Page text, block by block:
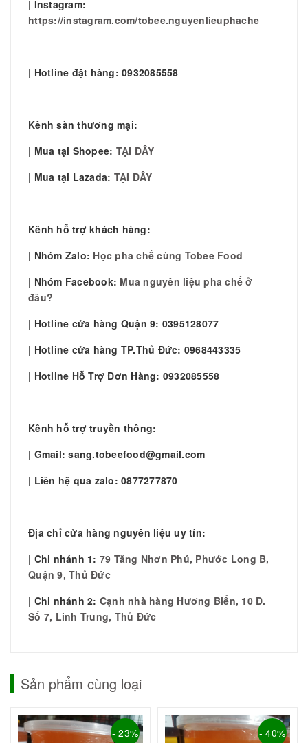
| Instagram:
https://instagram.com/tobee.nguyenlieuphache
| Hotline đặt hàng: 0932085558
Kênh sàn thương mại:
| Mua tại Shopee: TẠI ĐÂY
| Mua tại Lazada: TẠI ĐÂY
Kênh hỗ trợ khách hàng:
| Nhóm Zalo: Học pha chế cùng Tobee Food
| Nhóm Facebook: Mua nguyên liệu pha chế ở
đâu?
| Hotline cửa hàng Quận 9: 0395128077
| Hotline cửa hàng TP.Thủ Đức: 0968443335
| Hotline Hỗ Trợ Đơn Hàng: 0932085558
Kênh hỗ trợ truyền thông:
| Gmail: sang.tobeefood@gmail.com
| Liên hệ qua zalo: 0877277870
Địa chỉ cửa hàng nguyên liệu uy tín:
| Chi nhánh 1: 79 Tăng Nhơn Phú, Phước Long B,
Quận 9, Thủ Đức
| Chi nhánh 2: Cạnh nhà hàng Hương Biển, 10 Đ.
Số 7, Linh Trung, Thủ Đức
Sản phẩm cùng loại
- 23% - 40%